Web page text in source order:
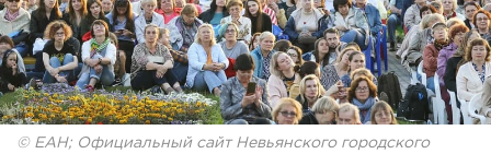
© ЕАН; Официальный сайт Невьянского городского